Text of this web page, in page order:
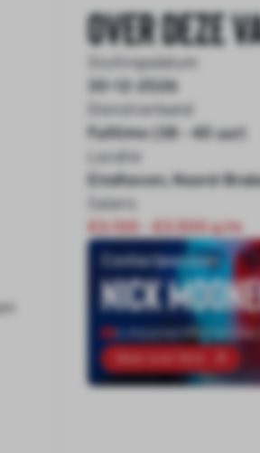
Over deze
Sluitingsdatum
30-12-2026
Dienstverband
Fulltime (38 - 40 uur)
Locatie
Eindhoven, Noord-
Salaris
€3.100 - €3.500 p/m
Contactpersoon
Nick
Meer over Nick